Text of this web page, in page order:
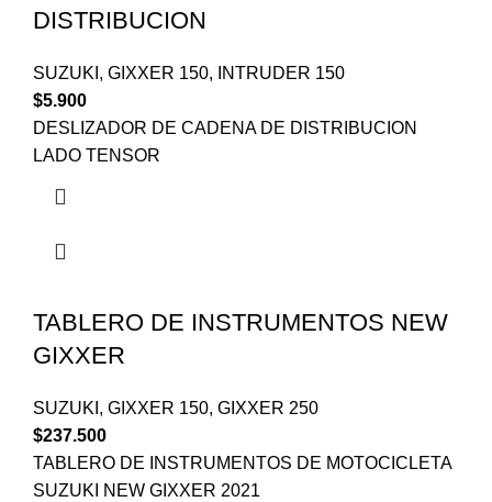
DISTRIBUCION
SUZUKI , GIXXER 150,
INTRUDER 150
$5.900
DESLIZADOR DE CADENA DE DISTRIBUCION
LADO TENSOR
TABLERO DE INSTRUMENTOS NEW
GIXXER
SUZUKI , GIXXER 150, GIXXER 250
$237.500
TABLERO DE INSTRUMENTOS DE MOTOCICLETA
SUZUKI NEW GIXXER 2021